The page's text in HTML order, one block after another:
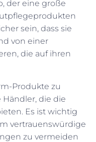
der eine große
sein, dass sie
von einer
die auf ihren
Produkte zu
die die
Es ist wichtig
vertrauenswürdige
zu vermeiden